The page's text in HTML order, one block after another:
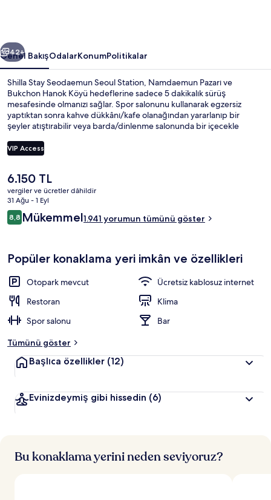
Sonraki
42+
Genel BakışOdalarKonumPolitikalar
Shilla Stay Seodaemun Seoul Station, Namdaemun Pazarı ve
Bukchon Hanok Köyü hedeflerine sadece 5 dakikalık sürüş
mesafesinde olmanızı sağlar. Spor salonunu kullanarak egzersiz
yaptıktan sonra kahve dükkânı/kafe olanağından yararlanıp bir
şeyler atıştırabilir veya barda/dinlenme salonunda bir içecekle
sadece 5 dakikalık sürüş mesafesindedir. Misafirler konaklama
yerinin toplu taşıma araçlarına kısa yürüme mesafesinde olmasını
İstasyonu 10 dakika mesafede.
VIP Access
Şu
anki
fiyat
6.150 TL
6.150 TL
vergiler ve ücretler dâhildir
31 Ağu - 1 Eyl
Yorumlar
8,88,8/10
Mükemmel1.941 yorumun tümünü göster
Popüler konaklama yeri imkân ve özellikleri
Otopark mevcut
Ücretsiz kablosuz internet
Restoran
Klima
Spor salonu
Bar
Tümünü göster
Başlıca özellikler (12)
Evinizdeymiş gibi hissedin (6)
Bu konaklama yerini neden seviyoruz?